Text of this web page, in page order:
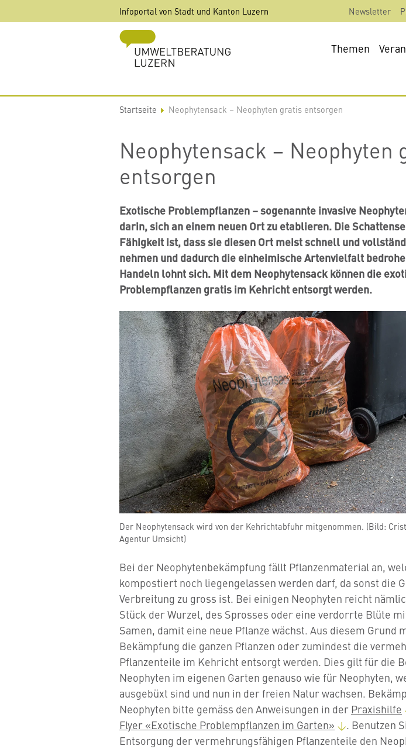
zum
Infoportal von Stadt und Kanton Luzern Newsletter
Themen
Startseite Neophytensack – Neophyten gratis entsorgen
Neophytensack – Neophyten
entsorgen
Exotische Problempflanzen – sogenannte invasive
darin, sich an einem neuen Ort zu etablieren. Die
Fähigkeit ist, dass sie diesen Ort meist schnell und
nehmen und dadurch die einheimische Artenvielfalt
Handeln lohnt sich. Mit dem Neophytensack können die
Problempflanzen gratis im Kehricht entsorgt werden.
Der Neophytensack wird von der Kehrichtabfuhr mitgenommen. (Bild:
Agentur Umsicht)
Bei der Neophytenbekämpfung fällt Pflanzenmaterial an,
kompostiert noch liegengelassen werden darf, da sonst die
Verbreitung zu gross ist. Bei einigen Neophyten reicht
Stück der Wurzel, des Sprosses oder eine verdorrte Blüte
Samen, damit eine neue Pflanze wächst. Aus diesem Grund
Bekämpfung die ganzen Pflanzen oder zumindest die
Pflanzenteile im Kehricht entsorgt werden. Dies gilt für die
Neophyten im eigenen Garten genauso wie für Neophyten,
ausgebüxt sind und nun in der freien Natur wachsen.
Neophyten bitte gemäss den Anweisungen in der Praxishilfe
Flyer «Exotische Problempflanzen im Garten»
. Benutzen
Entsorgung der vermehrungsfähigen Pflanzenteile den